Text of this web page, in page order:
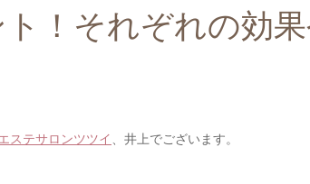
ト！それぞれの効
ステサロンツツイ、井上でございます。